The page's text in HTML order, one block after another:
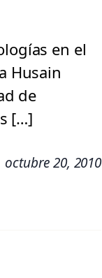
en el
Husain
de
[…]
octubre 20, 2010